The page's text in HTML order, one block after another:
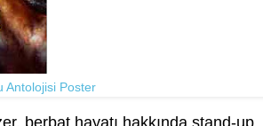
Antolojisi Poster